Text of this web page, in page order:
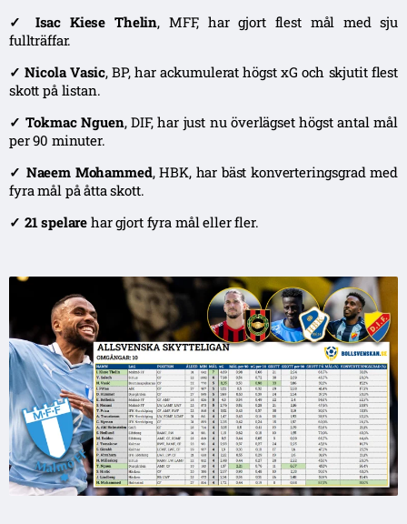
✓ Isac Kiese Thelin, MFF, har gjort flest mål med sju
fullträffar.
✓ Nicola Vasic, BP, har ackumulerat högst xG och skjutit flest
skott på listan.
✓ Tokmac Nguen, DIF, har just nu överlägset högst antal mål
per 90 minuter.
✓ Naeem Mohammed, HBK, har bäst konverteringsgrad med
fyra mål på åtta skott.
✓ 21 spelare har gjort fyra mål eller fler.